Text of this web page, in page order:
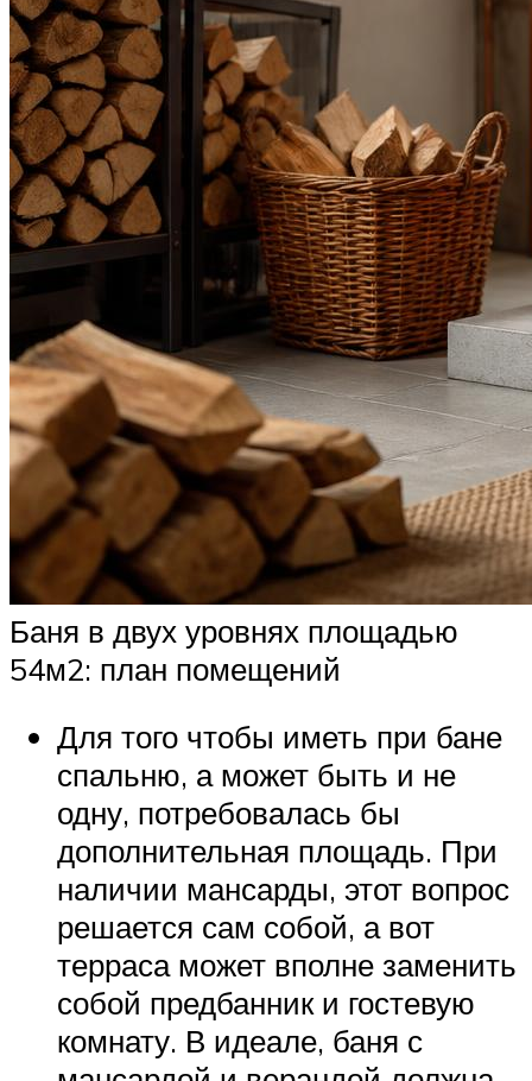
Баня в двух уровнях площадью
54м2: план помещений
Для того чтобы иметь при бане
спальню, а может быть и не
одну, потребовалась бы
дополнительная площадь. При
наличии мансарды, этот вопрос
решается сам собой, а вот
терраса может вполне заменить
собой предбанник и гостевую
комнату. В идеале, баня с